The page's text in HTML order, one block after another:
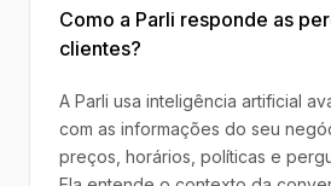
Como a Parli responde as
clientes?
A Parli usa inteligência artificial
com as informações do seu
preços, horários, políticas e